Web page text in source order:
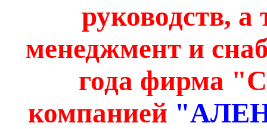
руководств, а
менеджмент и
года фирма
компанией